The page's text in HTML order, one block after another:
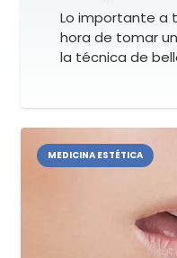
Lo importante a
hora de tomar
la técnica de
MEDICINA ESTÉTICA